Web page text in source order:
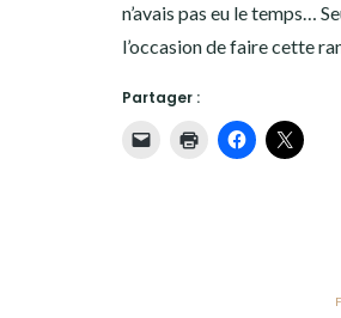
n’avais pas eu le temps…
l’occasion de faire cette
Partager :